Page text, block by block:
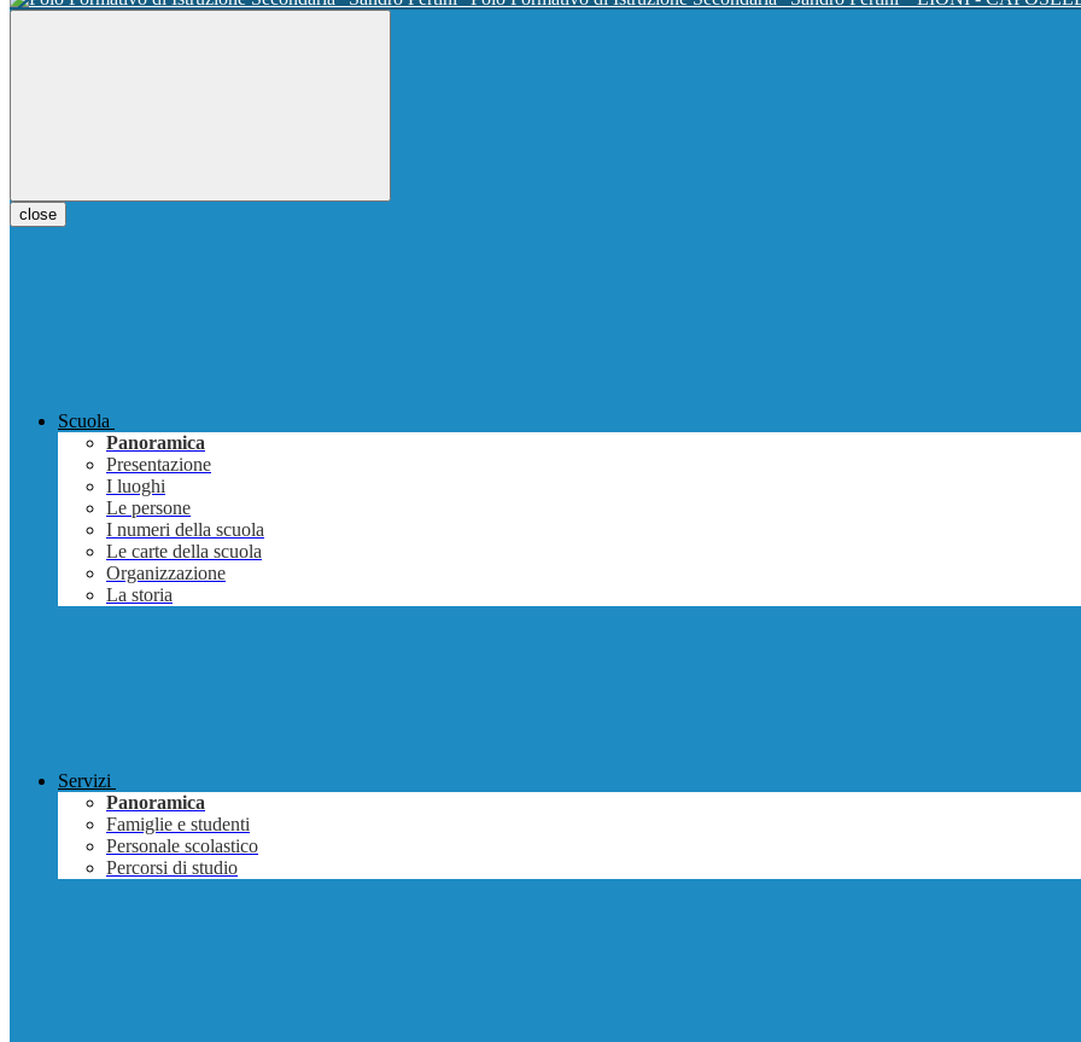
close
Scuola
Panoramica
Presentazione
I luoghi
Le persone
I numeri della scuola
Le carte della scuola
Organizzazione
La storia
Servizi
Panoramica
Famiglie e studenti
Personale scolastico
Percorsi di studio